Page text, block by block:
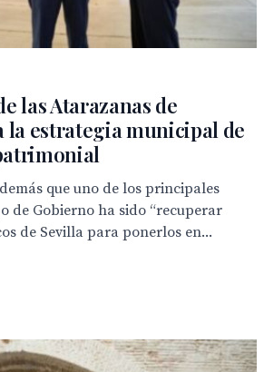
las Atarazanas de
la estrategia municipal de
que uno de los principales
de Gobierno ha sido “recuperar
de Sevilla para ponerlos en...